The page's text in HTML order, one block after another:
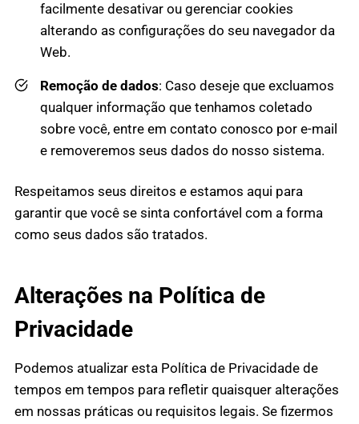
facilmente desativar ou gerenciar cookies
alterando as configurações do seu navegador da
Web.
Remoção de dados: Caso deseje que excluamos
qualquer informação que tenhamos coletado
sobre você, entre em contato conosco por e-mail
e removeremos seus dados do nosso sistema.
Respeitamos seus direitos e estamos aqui para
garantir que você se sinta confortável com a forma
como seus dados são tratados.
Alterações na Política de
Privacidade
Podemos atualizar esta Política de Privacidade de
tempos em tempos para refletir quaisquer alterações
em nossas práticas ou requisitos legais. Se fizermos